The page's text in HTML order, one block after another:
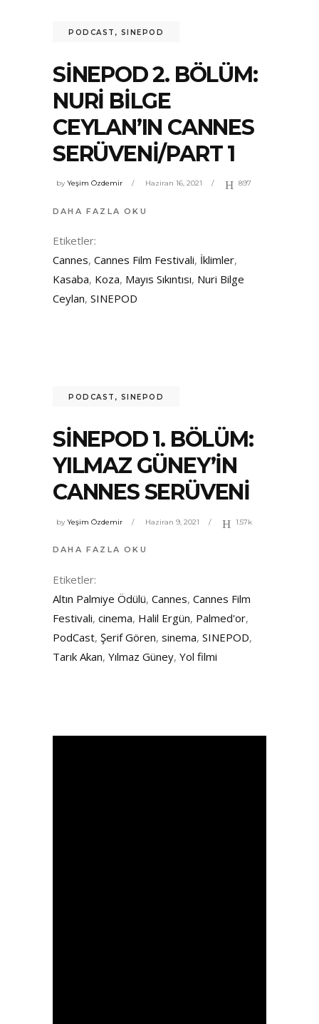
PODCAST , SINEPOD
SINEPOD 2. BÖLÜM:
NURI BILGE
CEYLAN’IN CANNES
SERÜVENI/PART 1
byYeşim Özdemir Haziran 16, 2021 897
DAHA FAZLA OKU
Etiketler:
Cannes, Cannes Film Festivali, İklimler,
Kasaba, Koza, Mayıs Sıkıntısı, Nuri Bilge
Ceylan, SINEPOD
PODCAST , SINEPOD
SINEPOD 1. BÖLÜM:
YILMAZ GÜNEY’IN
CANNES SERÜVENI
byYeşim Özdemir Haziran 9, 2021 1.57k
DAHA FAZLA OKU
Etiketler:
Altın Palmiye Ödülü, Cannes, Cannes Film
Festivali, cinema, Halil Ergün, Palmed'or,
PodCast, Şerif Gören, sinema, SINEPOD,
Tarık Akan, Yılmaz Güney, Yol filmi